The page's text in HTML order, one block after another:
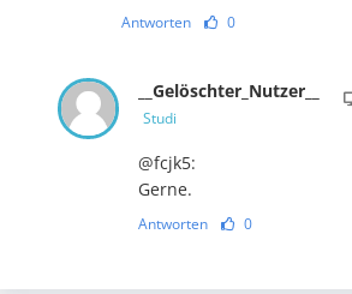
Antworten 0
__Gelöschter_Nutzer__
Studi
@fcjk5:
Gerne.
Antworten 0